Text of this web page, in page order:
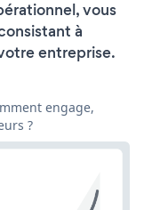
vous
à
entreprise.
engage,
?